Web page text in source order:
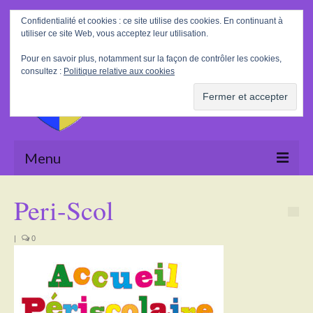
Rechercher
:
Menu
La Mairie
Tourisme
Peri-Scol
| 0
Confidentialité et cookies : ce site utilise des cookies. En continuant à
utiliser ce site Web, vous acceptez leur utilisation.
Pour en savoir plus, notamment sur la façon de contrôler les cookies,
consultez : Politique relative aux cookies